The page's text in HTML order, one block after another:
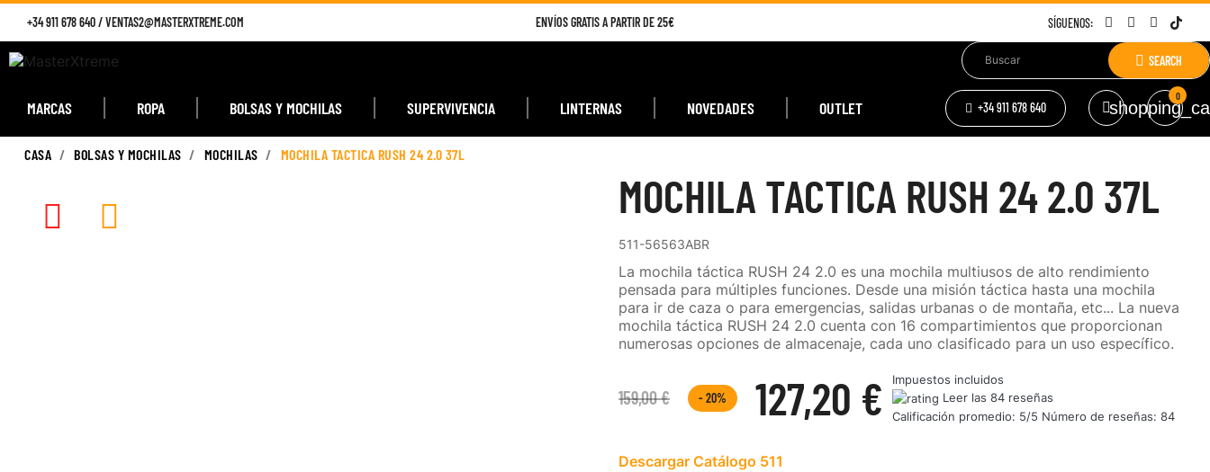
+34 911 678 640/VENTAS2@MASTERXTREME.COM ENVÍOS GRATIS A PARTIR DE 25€ SÍGUENOS:
SEARCH
MARCAS ROPA BOLSAS Y MOCHILAS SUPERVIVENCIA LINTERNAS NOVEDADES OUTLET +34 911 678 640
0
CASA BOLSAS Y MOCHILAS MOCHILAS MOCHILA TACTICA RUSH 24 2.0 37L
MOCHILA TACTICA RUSH 24 2.0 37L
511-56563ABR
La mochila táctica RUSH 24 2.0 es una mochila multiusos de alto rendimiento
pensada para múltiples funciones. Desde una misión táctica hasta una mochila
para ir de caza o para emergencias, salidas urbanas o de montaña, etc... La nueva
mochila táctica RUSH 24 2.0 cuenta con 16 compartimientos que proporcionan
numerosas opciones de almacenaje, cada uno clasificado para un uso específico.
159,00 € 127,20 €
- 20%
Impuestos incluidos
Leer las 84 reseñas
Calificación promedio: 5/5 Número de reseñas: 84
Descargar Catálogo 511